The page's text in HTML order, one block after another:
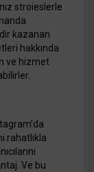
stroieslerle
kazanan
hakkında
ve hizmet
rahatlıkla
Ve bu